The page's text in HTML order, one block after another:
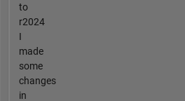
to
r2024
I
made
some
changes
in